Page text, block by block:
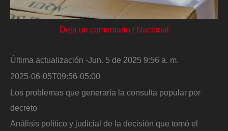
Deja un comentario / Nacional
Última actualización -Jun. 5 de 2025 9:56 a. m.
2025-06-05T09:56-05:00
Los problemas que generaría la consulta popular por
decreto
Análisis político y judicial de la decisión que tomó el